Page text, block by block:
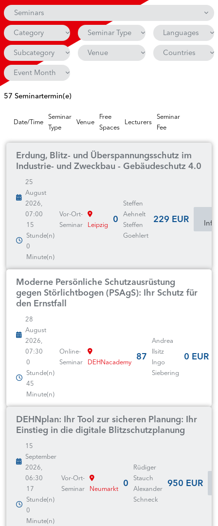
Seminars
Category Seminar Type Languages
Subcategory Venue Countries
Event Month
57 Seminartermin(e)
Date/Time
Seminar
Type
Venue
Free
Spaces
Lecturers
Seminar
Fee
Erdung, Blitz- und Überspannungsschutz im
Industrie- und Zweckbau - Gebäudeschutz 4.0
25
August
2026,
07:00
15
Stunde(n)
0
Minute(n)
Vor-Ort-
Seminar
Leipzig 0
Steffen
Aehnelt
Steffen
Goehlert
229 EUR
Moderne Persönliche Schutzausrüstung
gegen Störlichtbogen (PSAgS): Ihr Schutz für
den Ernstfall
28
August
2026,
07:30
0
Stunde(n)
45
Minute(n)
Online-
Seminar
DEHNacademy 87
Andrea
Ilsitz
Ingo
Siebering
0 EUR
DEHNplan: Ihr Tool zur sicheren Planung: Ihr
Einstieg in die digitale Blitzschutzplanung
15
September
2026,
06:30
17
Stunde(n)
0
Minute(n)
Vor-Ort-
Seminar
Neumarkt 0
Rüdiger
Stauch
Alexander
Schneck
950 EUR